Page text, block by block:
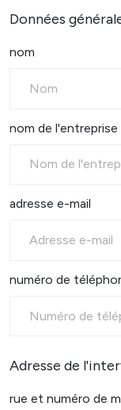
Données
nom
nom de l'entreprise
adresse e-mail
numéro de
Adresse de
rue et numéro de